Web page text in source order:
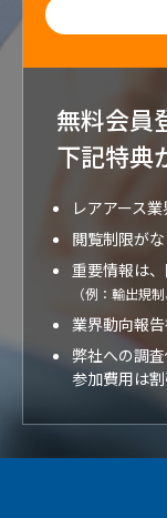
無料会員
下記特典
レアアース
閲覧制限が
重要情報は
（例：輸出規
業界動向報
弊社への調
参加費用は